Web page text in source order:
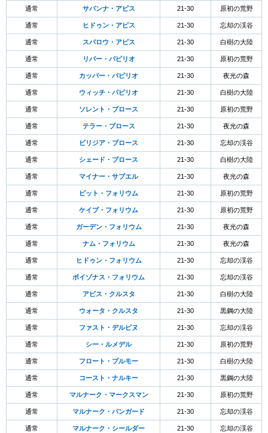
通常 サバンナ・アピス 21-30 原初の荒野
通常 ヒドゥン・アピス 21-30 忘却の渓谷
通常 スパロウ・アピス 21-30 白樹の大陸
通常 リバー・パピリオ 21-30 原初の荒野
通常 カッパー・パピリオ 21-30 夜光の森
通常 ウィッチ・パピリオ 21-30 白樹の大陸
通常 ソレント・ブロース 21-30 原初の荒野
通常 テラー・ブロース 21-30 夜光の森
通常 ビリジア・ブロース 21-30 忘却の渓谷
通常 シェード・ブロース 21-30 白樹の大陸
通常 マイナー・サブエル 21-30 夜光の森
通常 ピット・フォリウム 21-30 原初の荒野
通常 ケイブ・フォリウム 21-30 原初の荒野
通常 ガーデン・フォリウム 21-30 夜光の森
通常 ナム・フォリウム 21-30 夜光の森
通常 ヒドゥン・フォリウム 21-30 忘却の渓谷
通常 ポイゾナス・フォリウム 21-30 忘却の渓谷
通常 アビス・クルスタ 21-30 白樹の大陸
通常 ウォータ・クルスタ 21-30 黒鋼の大陸
通常 ファスト・デルピヌ 21-30 忘却の渓谷
通常 シー・ルメデル 21-30 原初の荒野
通常 フロート・プルモー 21-30 白樹の大陸
通常 コースト・ナルキー 21-30 黒鋼の大陸
通常 マルナーク・マークスマン 21-30 原初の荒野
通常 マルナーク・バンガード 21-30 忘却の渓谷
通常 マルナーク・シールダー 21-30 忘却の渓谷